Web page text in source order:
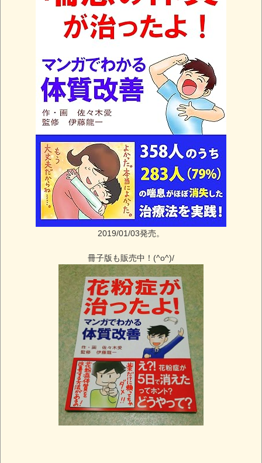
2019/01/03発売。
冊子版も販売中！(^o^)/